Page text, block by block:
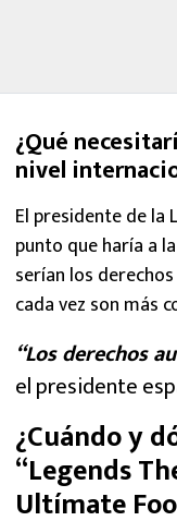
¿Qué
nivel
El presidente de la
punto que haría a la
serían los
cada vez son más
“Los derechos
el presidente
¿Cuándo y
“Legends
Ultímate